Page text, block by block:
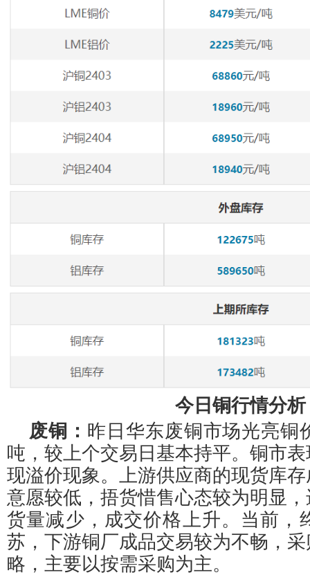
今日铜行情分析
废铜： 昨日华东废铜市场光亮铜
吨，较上个交易日基本持平。铜市
现溢价现象。上游供应商的现货库
意愿较低，捂货惜售心态较为明显
货量减少，成交价格上升。当前，
苏，下游铜厂成品交易较为不畅，
略，主要以按需采购为主。